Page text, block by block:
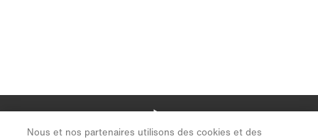
Nous et nos partenaires utilisons des cookies et des